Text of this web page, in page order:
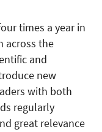
times a year in
across the
and
new
with both
regularly
great relevance